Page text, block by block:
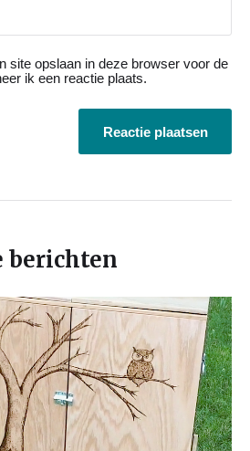
site opslaan in deze browser voor de
ik een reactie plaats.
berichten